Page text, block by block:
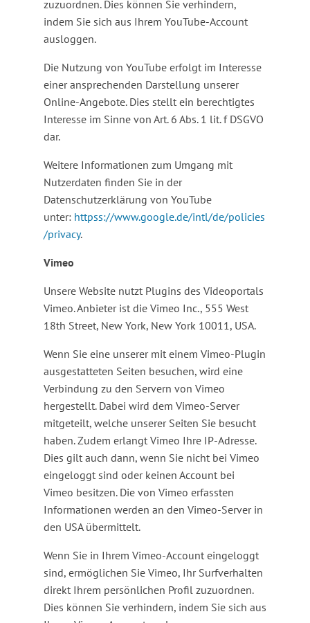
zuzuordnen. Dies können Sie verhindern,
indem Sie sich aus Ihrem YouTube-Account
ausloggen.
Die Nutzung von YouTube erfolgt im Interesse
einer ansprechenden Darstellung unserer
Online-Angebote. Dies stellt ein berechtigtes
Interesse im Sinne von Art. 6 Abs. 1 lit. f DSGVO
dar.
Weitere Informationen zum Umgang mit
Nutzerdaten finden Sie in der
Datenschutzerklärung von YouTube
unter: httpss://www.google.de/intl/de/policies
/privacy.
Vimeo
Unsere Website nutzt Plugins des Videoportals
Vimeo. Anbieter ist die Vimeo Inc., 555 West
18th Street, New York, New York 10011, USA.
Wenn Sie eine unserer mit einem Vimeo-Plugin
ausgestatteten Seiten besuchen, wird eine
Verbindung zu den Servern von Vimeo
hergestellt. Dabei wird dem Vimeo-Server
mitgeteilt, welche unserer Seiten Sie besucht
haben. Zudem erlangt Vimeo Ihre IP-Adresse.
Dies gilt auch dann, wenn Sie nicht bei Vimeo
eingeloggt sind oder keinen Account bei
Vimeo besitzen. Die von Vimeo erfassten
Informationen werden an den Vimeo-Server in
den USA übermittelt.
Wenn Sie in Ihrem Vimeo-Account eingeloggt
sind, ermöglichen Sie Vimeo, Ihr Surfverhalten
direkt Ihrem persönlichen Profil zuzuordnen.
Dies können Sie verhindern, indem Sie sich aus